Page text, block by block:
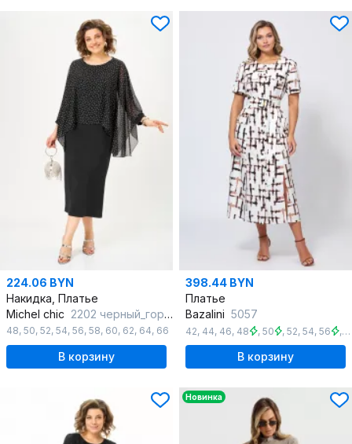
224.06 BYN
Накидка, Платье
Michel chic 2202 черный_горох
48, 50, 52, 54, 56, 58, 60, 62, 64, 66
В корзину
398.44 BYN
Платье
Bazalini 5057
42, 44, 46, 48 , 50 , 52, 54, 56 ,
В корзину
Новинка